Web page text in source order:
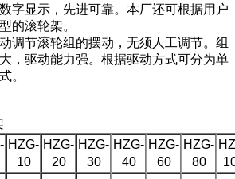
字显示，先进可靠。本厂还可根据用户
滚轮架。
滚轮组的摆动，无须人工调节。组
，驱动能力强。根据驱动方式可分为单
。
HZG-
10
HZG-
20
HZG-
30
HZG-
40
HZG-
60
HZG-
80